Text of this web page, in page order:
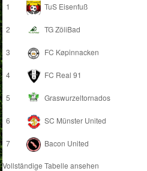
1 TuS Eisenfuß
2 TG ZöliBad
3 FC Køpinnacken
4 FC Real 91
5 Graswurzeltornados
6 SC Münster United
7 Bacon United
Vollständige Tabelle ansehen